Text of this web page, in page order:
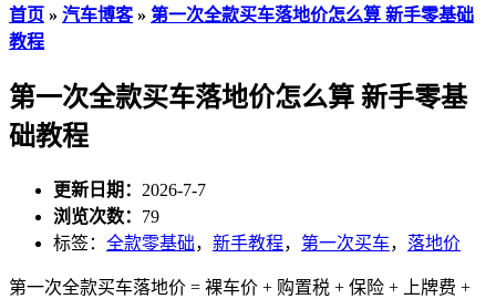
首页 » 汽车博客» 第一次全款买车落地价怎么算 新手零基础
教程
第一次全款买车落地价怎么算 新手零基
础教程
更新日期： 2026-7-7
浏览次数： 79
标签： 全款零基础， 新手教程， 第一次买车， 落地价
第一次全款买车落地价 = 裸车价 + 购置税 + 保险 + 上牌费 +